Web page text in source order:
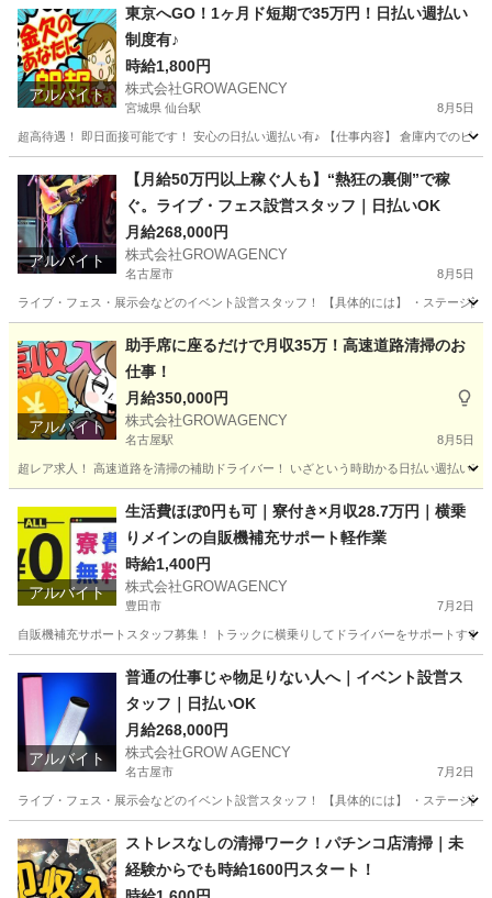
アルバイト
東京へGO！1ヶ月ド短期で35万円！日払い週払い
制度有♪
時給1,800円
株式会社GROWAGENCY
宮城県 仙台駅 8月5日
超高待遇！ 即日面接可能です！ 安心の日払い週払い有♪ 【仕事内容】 倉庫内でのピ
仙台駅 軽作業 時給
アルバイト
【月給50万円以上稼ぐ人も】“熱狂の裏側”で稼
ぐ。ライブ・フェス設営スタッフ｜日払いOK
月給268,000円
株式会社GROWAGENCY
名古屋市 8月5日
ライブ・フェス・展示会などのイベント設営スタッフ！ 【具体的には】 ・ステージ
イベントスタッフ ライブ
アルバイト
助手席に座るだけで月収35万！高速道路清掃のお
仕事！
月給350,000円
株式会社GROWAGENCY
名古屋駅 8月5日
超レア求人！ 高速道路を清掃の補助ドライバー！ いざという時助かる日払い週払い
名古屋駅 その他 助手席
アルバイト
生活費ほぼ0円も可｜寮付き×月収28.7万円｜横乗
りメインの自販機補充サポート軽作業
時給1,400円
株式会社GROWAGENCY
豊田市 7月2日
自販機補充サポートスタッフ募集！ トラックに横乗りしてドライバーをサポートす
配送 スタッフ
アルバイト
普通の仕事じゃ物足りない人へ｜イベント設営ス
タッフ｜日払いOK
月給268,000円
株式会社GROW AGENCY
名古屋市 7月2日
ライブ・フェス・展示会などのイベント設営スタッフ！ 【具体的には】 ・ステージ
イベントスタッフ スタッフ
ストレスなしの清掃ワーク！パチンコ店清掃｜未
経験からでも時給1600円スタート！